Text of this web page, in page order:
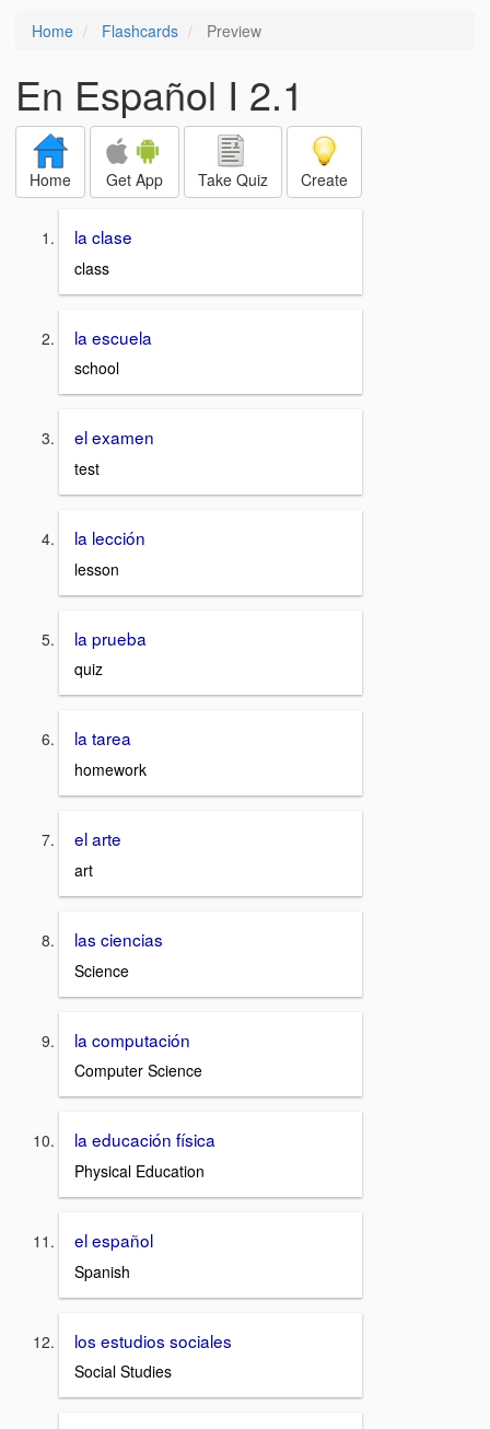
Home Flashcards Preview
En Español I 2.1
Home Get App Take Quiz Create
la clase
class
la escuela
school
el examen
test
la lección
lesson
la prueba
quiz
la tarea
homework
el arte
art
las ciencias
Science
la computación
Computer Science
la educación física
Physical Education
el español
Spanish
los estudios sociales
Social Studies